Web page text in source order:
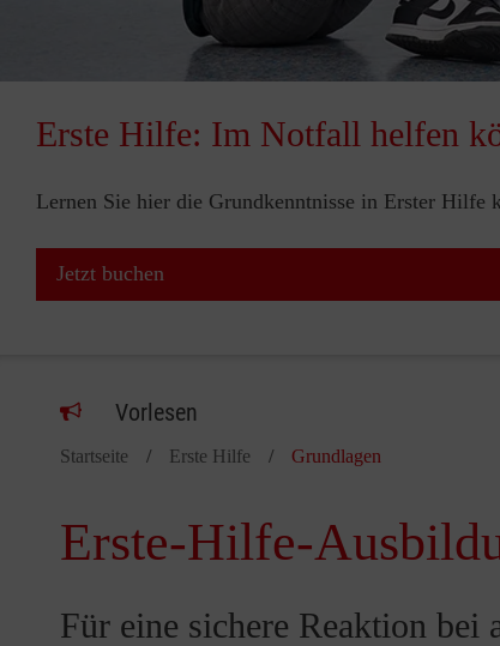
Erste Hilfe: Im Notfall helfen
Lernen Sie hier die Grundkenntnisse in Erster Hilfe
Jetzt buchen
Vorlesen
Startseite Erste Hilfe Grundlagen
Erste-Hilfe-
Für eine sichere Reaktion bei